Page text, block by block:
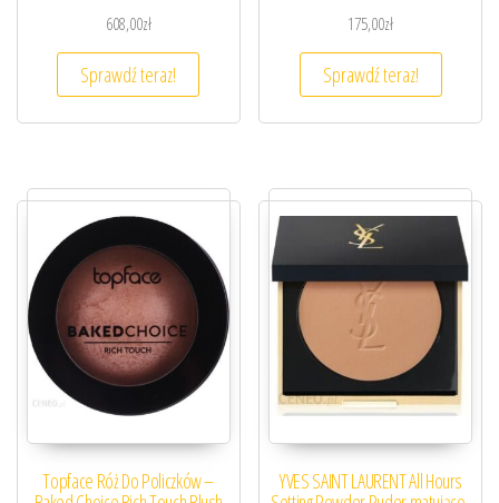
608,00zł
Sprawdź teraz!
175,00zł
Sprawdź teraz!
Topface Róż Do Policzków – YVES SAINT LAURENT All Hours